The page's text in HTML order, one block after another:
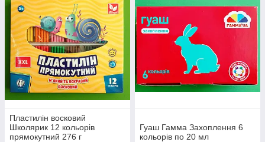
Пластилін восковий
Школярик 12 кольорів
прямокутний 276 г
Гуаш Гамма Захоплення 6
кольорів по 20 мл